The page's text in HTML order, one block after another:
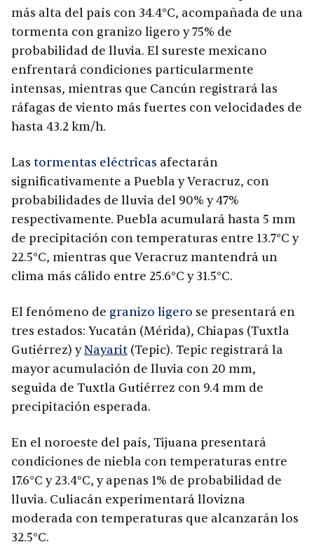
más alta del país con 34.4°C, acompañada de una
tormenta con granizo ligero y 75% de
probabilidad de lluvia. El sureste mexicano
enfrentará condiciones particularmente
intensas, mientras que Cancún registrará las
ráfagas de viento más fuertes con velocidades de
hasta 43.2 km/h.
Las tormentas eléctricas afectarán
significativamente a Puebla y Veracruz, con
probabilidades de lluvia del 90% y 47%
respectivamente. Puebla acumulará hasta 5 mm
de precipitación con temperaturas entre 13.7°C y
22.5°C, mientras que Veracruz mantendrá un
clima más cálido entre 25.6°C y 31.5°C.
El fenómeno de granizo ligero se presentará en
tres estados: Yucatán (Mérida), Chiapas (Tuxtla
Gutiérrez) yNayarit (Tepic). Tepic registrará la
mayor acumulación de lluvia con 20 mm,
seguida de Tuxtla Gutiérrez con 9.4 mm de
precipitación esperada.
En el noroeste del país, Tijuana presentará
condiciones de niebla con temperaturas entre
17.6°C y 23.4°C, y apenas 1% de probabilidad de
lluvia. Culiacán experimentará llovizna
moderada con temperaturas que alcanzarán los
32.5°C.